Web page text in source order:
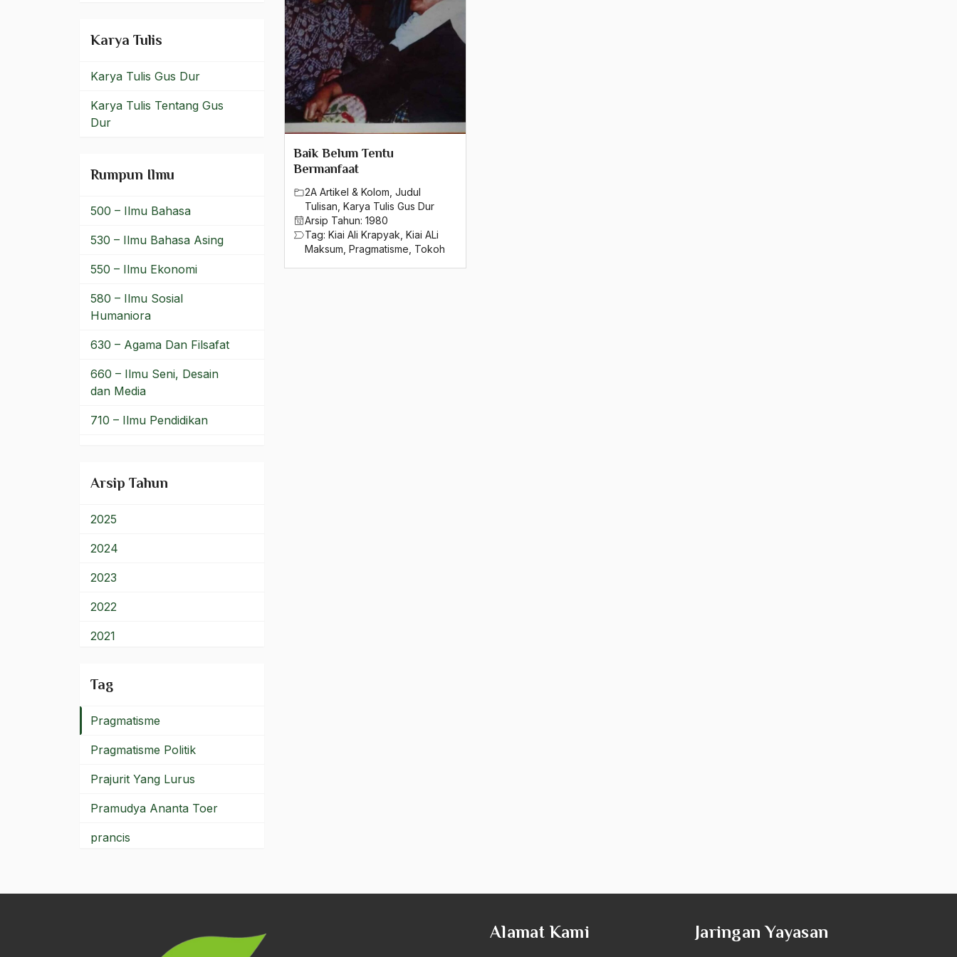
Baik Belum Tentu
Bermanfaat
2A Artikel & Kolom Judul
Tulisan Karya Tulis Gus Dur
Arsip Tahun: 1980
Tag: Kiai Ali Krapyak Kiai ALi
Maksum Pragmatisme Tokoh
Karya Tulis
Karya Tulis Gus Dur
Karya Tulis Tentang Gus
Dur
Rumpun Ilmu
500 – Ilmu Bahasa
530 – Ilmu Bahasa Asing
550 – Ilmu Ekonomi
580 – Ilmu Sosial
Humaniora
630 – Agama Dan Filsafat
660 – Ilmu Seni, Desain
dan Media
710 – Ilmu Pendidikan
Arsip Tahun
2025
2024
2023
2022
2021
2019
2018
2017
2016
2015
2014
Tag
Politik Praktis
Politik Radikal
Politik Representasi
Politis
Politisan
Politisasi Agama
Politisi
Poncke
Pondok Pesantren
Lirboyo
populisme
Poros Tengah
post-tradisionalisme
postra
PPP
Pragmatisme
Pragmatisme Politik
Prajurit Yang Lurus
Pramudya Ananta Toer
prancis
Preside habibie
Presiden Habibie
Alamat Kami Jaringan Yayasan